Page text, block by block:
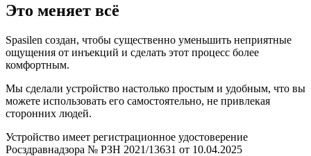
Это меняет всё
Spasilen создан, чтобы существенно уменьшить неприятные
ощущения от инъекций и сделать этот процесс более
комфортным.
Мы сделали устройство настолько простым и удобным, что вы
можете использовать его самостоятельно, не привлекая
сторонних людей.
Устройство имеет регистрационное удостоверение
Росздравнадзора № РЗН 2021/13631 от 10.04.2025